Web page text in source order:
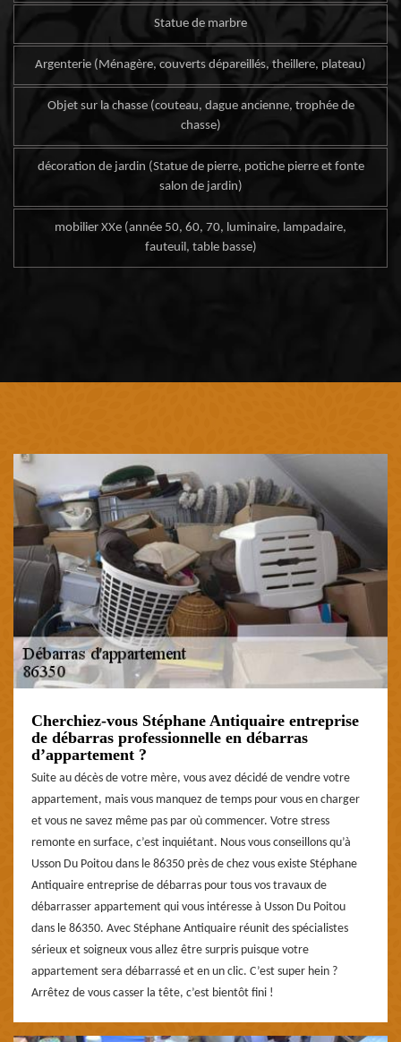
Statue de marbre
Argenterie (Ménagère, couverts dépareillés, theillere, plateau)
Objet sur la chasse (couteau, dague ancienne, trophée de
chasse)
décoration de jardin (Statue de pierre, potiche pierre et fonte
salon de jardin)
mobilier XXe (année 50, 60, 70, luminaire, lampadaire,
fauteuil, table basse)
Cherchiez-vous Stéphane Antiquaire entreprise
de débarras professionnelle en débarras
d’appartement ?
Suite au décès de votre mère, vous avez décidé de vendre votre
appartement, mais vous manquez de temps pour vous en charger
et vous ne savez même pas par où commencer. Votre stress
remonte en surface, c’est inquiétant. Nous vous conseillons qu’à
Usson Du Poitou dans le 86350 près de chez vous existe Stéphane
Antiquaire entreprise de débarras pour tous vos travaux de
débarrasser appartement qui vous intéresse à Usson Du Poitou
dans le 86350. Avec Stéphane Antiquaire réunit des spécialistes
sérieux et soigneux vous allez être surpris puisque votre
appartement sera débarrassé et en un clic. C’est super hein ?
Arrêtez de vous casser la tête, c’est bientôt fini !